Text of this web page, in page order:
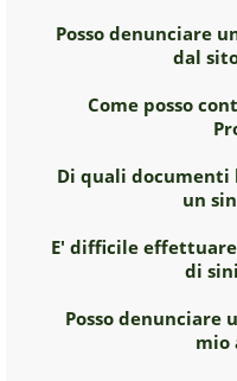
Posso denunciare
dal
Come posso
Di quali documenti
un
E' difficile
di
Posso denunciare
mio